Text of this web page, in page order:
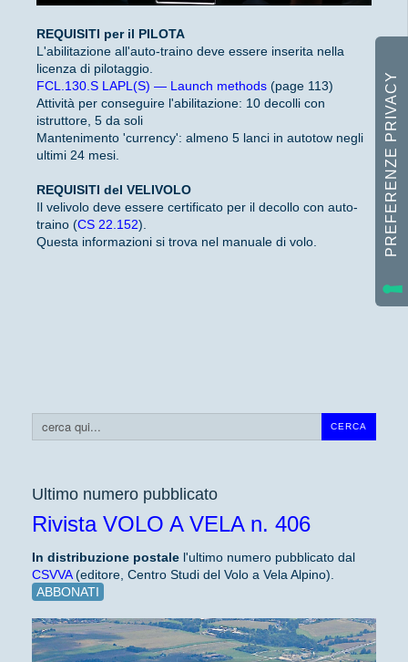
CERCA
Cerca...
Ultimo numero pubblicato
Rivista VOLO A VELA n. 406
In distribuzione postale l'ultimo numero pubblicato dal
CSVVA(editore, Centro Studi del Volo a Vela Alpino).
ABBONATI
REQUISITI per il PILOTA
L'abilitazione all'auto-traino deve essere inserita nella
licenza di pilotaggio.
FCL.130.S LAPL(S) — Launch methods (page 113)
Attività per conseguire l'abilitazione: 10 decolli con
istruttore, 5 da soli
Mantenimento 'currency': almeno 5 lanci in autotow negli
ultimi 24 mesi.
REQUISITI del VELIVOLO
Il velivolo deve essere certificato per il decollo con auto-
traino (CS 22.152).
Questa informazioni si trova nel manuale di volo.